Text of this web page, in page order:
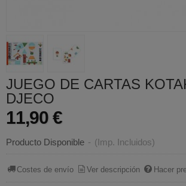
JUEGO DE CARTAS
DJECO
11,90 €
Producto Disponible - (Imp. Incluidos)
Costes de envío Ver descripción Hacer